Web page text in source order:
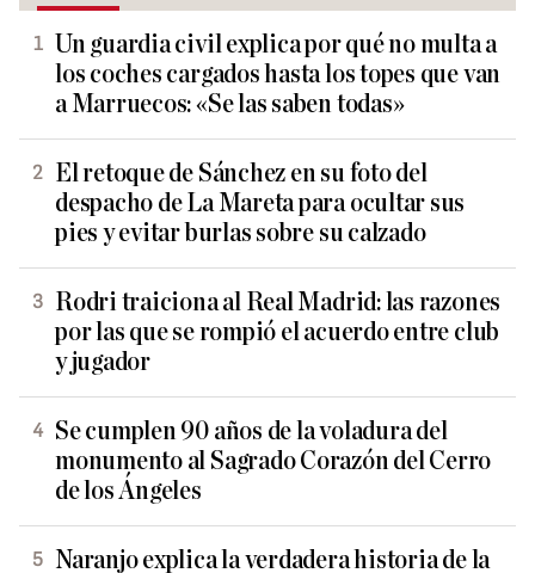
Un guardia civil explica por qué no multa a
los coches cargados hasta los topes que van
a Marruecos: «Se las saben todas»
El retoque de Sánchez en su foto del
despacho de La Mareta para ocultar sus
pies y evitar burlas sobre su calzado
Rodri traiciona al Real Madrid: las razones
por las que se rompió el acuerdo entre club
y jugador
Se cumplen 90 años de la voladura del
monumento al Sagrado Corazón del Cerro
de los Ángeles
Naranjo explica la verdadera historia de la